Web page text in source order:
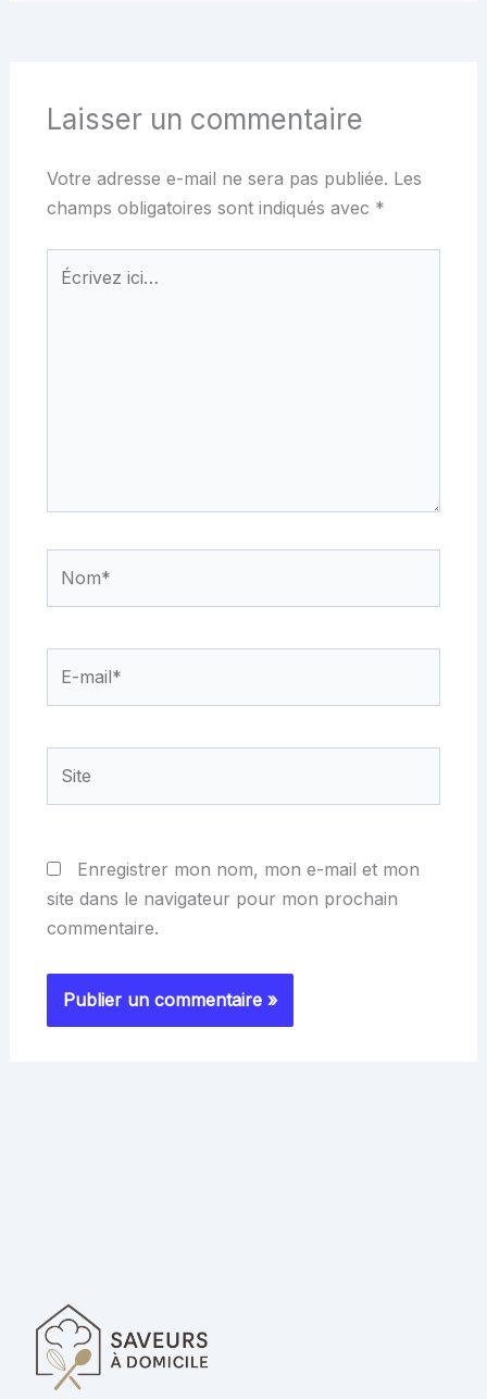
Laisser un commentaire
Votre adresse e-mail ne sera pas publiée. Les
champs obligatoires sont indiqués avec *
Écrivez
ici…
mail*
Enregistrer mon nom, mon e-mail et mon
site dans le navigateur pour mon prochain
commentaire.